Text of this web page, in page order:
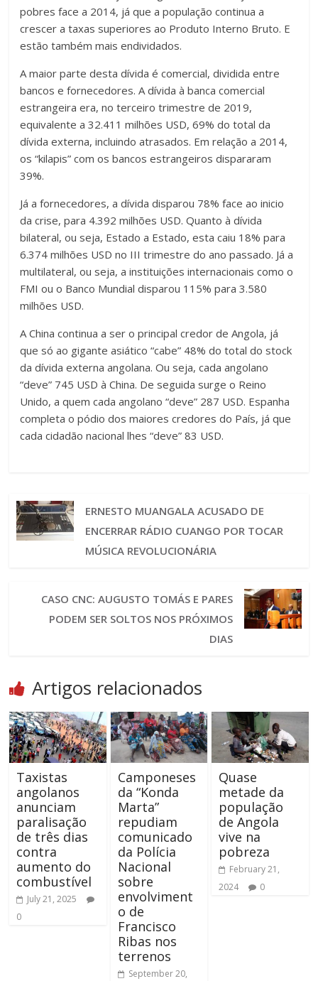
pobres face a 2014, já que a população continua a
crescer a taxas superiores ao Produto Interno Bruto. E
estão também mais endividados.
A maior parte desta dívida é comercial, dividida entre
bancos e fornecedores. A dívida à banca comercial
estrangeira era, no terceiro trimestre de 2019,
equivalente a 32.411 milhões USD, 69% do total da
dívida externa, incluindo atrasados. Em relação a 2014,
os “kilapis” com os bancos estrangeiros dispararam
39%.
Já a fornecedores, a dívida disparou 78% face ao inicio
da crise, para 4.392 milhões USD. Quanto à dívida
bilateral, ou seja, Estado a Estado, esta caiu 18% para
6.374 milhões USD no III trimestre do ano passado. Já a
multilateral, ou seja, a instituições internacionais como o
FMI ou o Banco Mundial disparou 115% para 3.580
milhões USD.
A China continua a ser o principal credor de Angola, já
que só ao gigante asiático “cabe” 48% do total do stock
da dívida externa angolana. Ou seja, cada angolano
“deve” 745 USD à China. De seguida surge o Reino
Unido, a quem cada angolano “deve” 287 USD. Espanha
completa o pódio dos maiores credores do País, já que
cada cidadão nacional lhes “deve” 83 USD.
ERNESTO MUANGALA ACUSADO DE
ENCERRAR RÁDIO CUANGO POR TOCAR
MÚSICA REVOLUCIONÁRIA
CASO CNC: AUGUSTO TOMÁS E PARES
PODEM SER SOLTOS NOS PRÓXIMOS
DIAS
Artigos relacionados
Taxistas
angolanos
anunciam
paralisação
de três dias
contra
aumento do
combustível
July 21, 2025
0
Camponeses
da “Konda
Marta”
repudiam
comunicado
da Polícia
Nacional
sobre
envolviment
o de
Francisco
Ribas nos
terrenos
September 20,
Quase
metade da
população
de Angola
vive na
pobreza
February 21,
2024
0